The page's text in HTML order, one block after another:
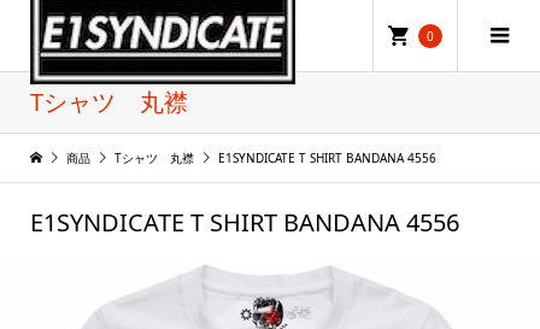
0
Tシャツ 丸襟
商品 Tシャツ 丸襟 E1SYNDICATE T SHIRT BANDANA 4556
E1SYNDICATE T SHIRT BANDANA 4556